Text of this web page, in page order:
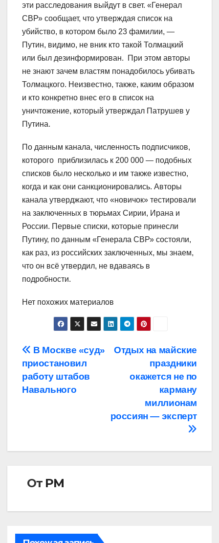
эти расследования выйдут в свет. «Генерал
СВР» сообщает, что утверждая список на
убийство, в котором было 23 фамилии, —
Путин, видимо, не вник кто такой Толмацкий
или был дезинформирован. При этом авторы
не знают зачем властям понадобилось убивать
Толмацкого. Неизвестно, также, каким образом
и кто конкретно внес его в список на
уничтожение, который утверждал Патрушев у
Путина.
По данным канала, численность подписчиков,
которого приблизилась к 200 000 — подобных
списков было несколько и им также известно,
когда и как они санкционировались. Авторы
канала утверджают, что «новичок» тестировали
на заключенных в тюрьмах Сирии, Ирана и
России. Первые списки, которые принесли
Путину, по данным «Генерала СВР» состояли,
как раз, из российских заключенных, мы знаем,
что он всё утвердил, не вдаваясь в
подробности.
Нет похожих материалов
Навигация
по
записям
Отдых на майские
праздники
окажется не по
карману
миллионам
россиян — эксперт
В Москве «суд»
приостановил
работу штабов
Навального
От РМ